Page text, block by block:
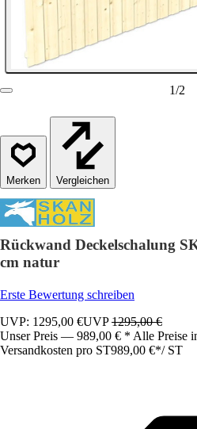
1/2
Vergleichen
Rückwand Deckelschalung
cm natur
Erste Bewertung schreiben
UVP: 1295,00 €UVP1295,00 €
Unser Preis — 989,00 € * Alle Preise
Versandkosten pro ST989,00 €*/ ST